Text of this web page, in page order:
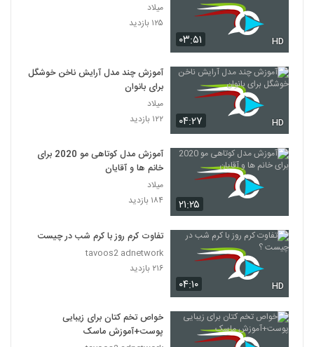
۰۳:۵۱ HD
میلاد
۱۲۵ بازدید
۰۴:۲۷ HD
آموزش چند مدل آرایش ناخن خوشگل
برای بانوان
میلاد
۱۲۲ بازدید
۲۱:۲۵
آموزش مدل کوتاهی مو 2020 برای
خانم ها و آقایان
میلاد
۱۸۴ بازدید
۰۴:۱۰ HD
تفاوت کرم روز با کرم شب در چیست ؟
tavoos2 adnetwork
۲۱۶ بازدید
خواص تخم کتان برای زیبایی
پوست+آموزش ماسک